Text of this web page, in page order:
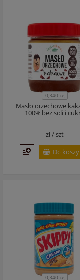
0,340 kg
Masło orzechowe
100% bez soli i
zł /szt
Do
0,340 kg